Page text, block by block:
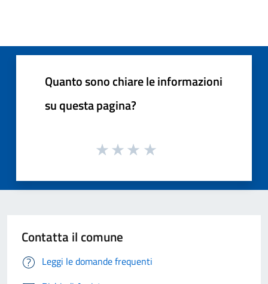
Quanto sono chiare le informazioni
su questa pagina?
Contatta il comune
Leggi le domande frequenti